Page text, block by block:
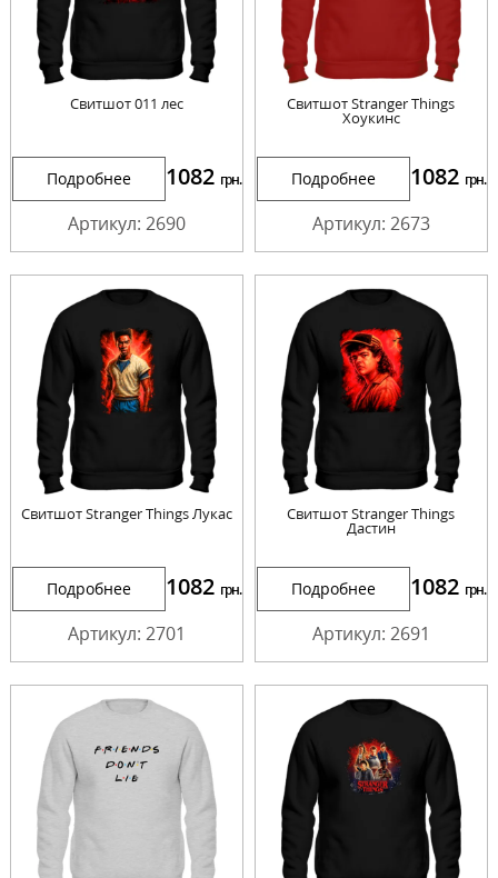
Свитшот 011 лес
Подробнее 1082 грн.
Артикул: 2690
Свитшот Stranger Things
Хоукинс
Подробнее 1082 грн.
Артикул: 2673
Свитшот Stranger Things Лукас
Подробнее 1082 грн.
Артикул: 2701
Свитшот Stranger Things
Дастин
Подробнее 1082 грн.
Артикул: 2691